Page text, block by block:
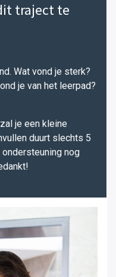
traject te
Wat vond je sterk?
je van het leerpad?
je een kleine
duurt slechts 5
nog